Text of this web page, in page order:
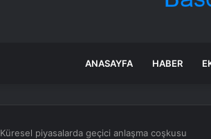
ANASAYFA HABER
Küresel piyasalarda geçici anlaşma coşkusu